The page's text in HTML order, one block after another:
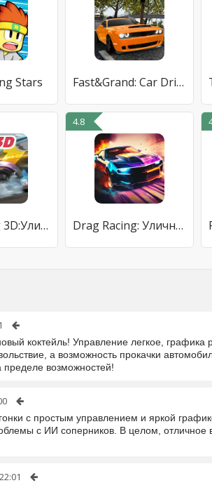
Stars Fast&Grand: Car Driving Game
Drag Racing 3D:Уличные гонки 2
4.8
Drag Racing: Уличные гонки
коктейль! Управление легкое, графика
а возможность прокачки
возможностей!
с простым управлением и яркой
с ИИ соперников. В целом,